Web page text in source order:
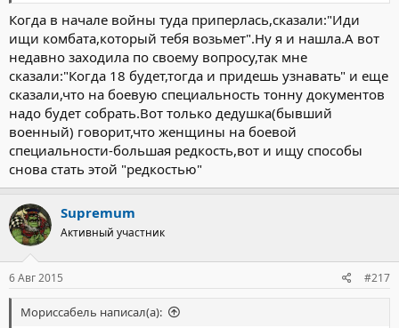
Когда в начале войны туда приперлась,сказали:"Иди
ищи комбата,который тебя возьмет".Ну я и нашла.А вот
недавно заходила по своему вопросу,так мне
сказали:"Когда 18 будет,тогда и придешь узнавать" и еще
сказали,что на боевую специальность тонну документов
надо будет собрать.Вот только дедушка(бывший
военный) говорит,что женщины на боевой
специальности-большая редкость,вот и ищу способы
снова стать этой "редкостью"
Supremum
Активный участник
6 Авг 2015 #217
Мориссабель написал(а):